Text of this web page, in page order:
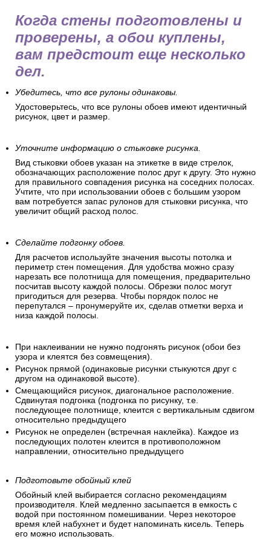
Когда стены подготовлены и
проверены, а обои куплены,
вам предстоит еще несколько
дел.
Убедитесь, что все рулоны одинаковы.
Удостоверьтесь, что все рулоны обоев имеют идентичный
рисунок, цвет и размер.
Уточните информацию о стыковке рисунка.
Вид стыковки обоев указан на этикетке в виде стрелок,
обозначающих расположение полос друг к другу. Это нужно
для правильного совпадения рисунка на соседних полосах.
Учтите, что при использовании обоев с большим узором
вам потребуется запас рулонов для стыковки рисунка, что
увеличит общий расход полос.
Сделайте подгонку обоев.
Для расчетов используйте значения высоты потолка и
периметр стен помещения. Для удобства можно сразу
нарезать все полотнища для помещения, предварительно
посчитав высоту каждой полосы. Обрезки полос могут
пригодиться для резерва. Чтобы порядок полос не
перепутался – пронумеруйте их, сделав отметки верха и
низа каждой полосы.
При наклеивании не нужно подгонять рисунок (обои без
узора и клеятся без совмещения).
Рисунок прямой (одинаковые рисунки стыкуются друг с
другом на одинаковой высоте).
Смещающийся рисунок, диагональное расположение.
Сдвинутая подгонка (подгонка по рисунку, т.е.
последующее полотнище, клеится с вертикальным сдвигом
относительно предыдущего
Рисунок не определен (встречная наклейка). Каждое из
последующих полотен клеится в противоположном
направлении, относительно предыдущего
Подготовьте обойный клей
Обойный клей выбирается согласно рекомендациям
производителя. Клей медленно засыпается в емкость с
водой при постоянном помешивании. Через некоторое
время клей набухнет и будет напоминать кисель. Теперь
его можно использовать.